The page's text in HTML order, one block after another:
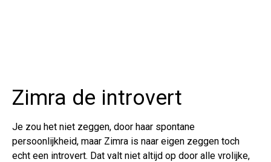
Zimra de introvert
Je zou het niet zeggen, door haar spontane
persoonlijkheid, maar Zimra is naar eigen zeggen toch
echt een introvert. Dat valt niet altijd op door alle vrolijke,